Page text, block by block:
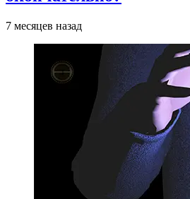
7 месяцев назад